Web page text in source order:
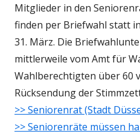
Mitglieder in den
finden per Briefwahl statt
31. März. Die
mittlerweile vom Amt für
Wahlberechtigten über 60
Rücksendung der
>> Seniorenrat (Stadt
>> Seniorenräte müssen